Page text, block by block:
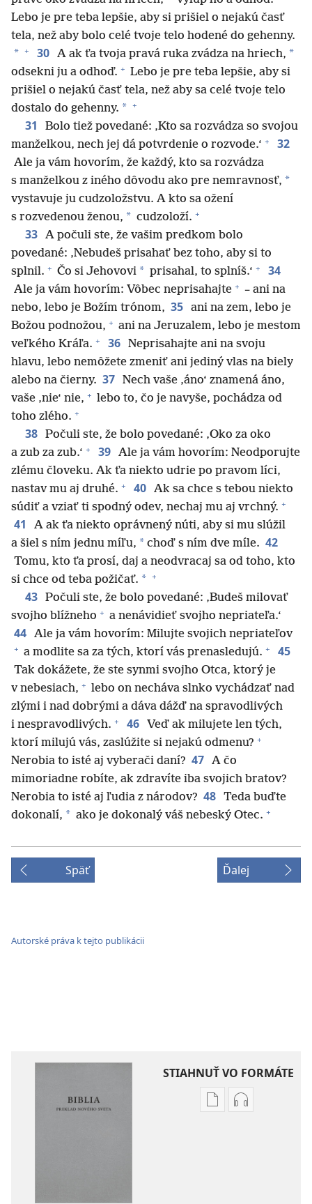
Lebo je pre teba lepšie, aby si prišiel o nejakú časť
tela, než aby bolo celé tvoje telo hodené do gehenny.
* + 30 A ak ťa tvoja pravá ruka zvádza na hriech, *
odsekni ju a odhoď. + Lebo je pre teba lepšie, aby si
prišiel o nejakú časť tela, než aby sa celé tvoje telo
dostalo do gehenny. * +
31
Bolo tiež povedané: ‚Kto sa rozvádza so svojou
manželkou, nech jej dá potvrdenie o rozvode.‘ + 32
Ale ja vám hovorím, že každý, kto sa rozvádza
s manželkou z iného dôvodu ako pre nemravnosť, *
vystavuje ju cudzoložstvu. A kto sa ožení
s rozvedenou ženou, * cudzoloží. +
33 A počuli ste, že vašim predkom bolo
povedané: ‚Nebudeš prisahať bez toho, aby si to
splnil. + Čo si Jehovovi * prisahal, to splníš.‘ + 34
Ale ja vám hovorím: Vôbec neprisahajte + – ani na
nebo, lebo je Božím trónom, 35 ani na zem, lebo je
Božou podnožou, + ani na Jeruzalem, lebo je mestom
veľkého Kráľa. + 36 Neprisahajte ani na svoju
hlavu, lebo nemôžete zmeniť ani jediný vlas na biely
alebo na čierny. 37 Nech vaše ‚áno‘ znamená áno,
vaše ‚nie‘ nie, + lebo to, čo je navyše, pochádza od
toho zlého. +
38 Počuli ste, že bolo povedané: ‚Oko za oko
a zub za zub.‘ + 39 Ale ja vám hovorím: Neodporujte
zlému človeku. Ak ťa niekto udrie po pravom líci,
nastav mu aj druhé. + 40 Ak sa chce s tebou niekto
súdiť a vziať ti spodný odev, nechaj mu aj vrchný. +
41
A ak ťa niekto oprávnený núti, aby si mu slúžil
a šiel s ním jednu míľu, * choď s ním dve míle. 42
Tomu, kto ťa prosí, daj a neodvracaj sa od toho, kto
si chce od teba požičať. * +
43 Počuli ste, že bolo povedané: ‚Budeš milovať
svojho blížneho + a nenávidieť svojho nepriateľa.‘
44 Ale ja vám hovorím: Milujte svojich nepriateľov
+ a modlite sa za tých, ktorí vás prenasledujú. + 45
Tak dokážete, že ste synmi svojho Otca, ktorý je
v nebesiach, + lebo on necháva slnko vychádzať nad
zlými i nad dobrými a dáva dážď na spravodlivých
i nespravodlivých. + 46
Veď ak milujete len tých,
ktorí milujú vás, zaslúžite si nejakú odmenu? +
Nerobia to isté aj vyberači daní? 47 A čo
mimoriadne robíte, ak zdravíte iba svojich bratov?
Nerobia to isté aj ľudia z národov? 48 Teda buďte
dokonalí, * ako je dokonalý váš nebeský Otec. +
Späť Ďalej
Autorské práva k tejto publikácii
STIAHNUŤ VO FORMÁTE
MožnostiMožnosti